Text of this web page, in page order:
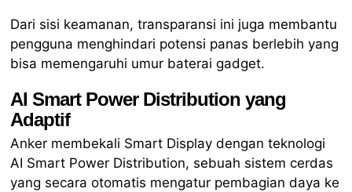
Dari sisi keamanan, transparansi ini juga membantu
pengguna menghindari potensi panas berlebih yang
bisa memengaruhi umur baterai gadget.
AI Smart Power Distribution yang
Adaptif
Anker membekali Smart Display dengan teknologi
AI Smart Power Distribution, sebuah sistem cerdas
yang secara otomatis mengatur pembagian daya ke